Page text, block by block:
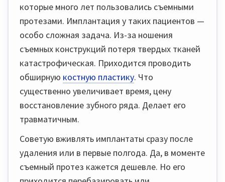
которые много лет пользовались съемными
протезами. Имплантация у таких пациентов —
особо сложная задача. Из-за ношения
съемных конструкций потеря твердых тканей
катастрофическая. Приходится проводить
обширную костную пластику. Что
существенно увеличивает время, цену
восстановление зубного ряда. Делает его
травматичным.
Советую вживлять имплантаты сразу после
удаления или в первые полгода. Да, в моменте
съемный протез кажется дешевле. Но его